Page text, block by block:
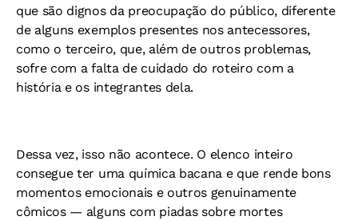
que são dignos da preocupação do público, diferente
de alguns exemplos presentes nos antecessores,
como o terceiro, que, além de outros problemas,
sofre com a falta de cuidado do roteiro com a
história e os integrantes dela.
Dessa vez, isso não acontece. O elenco inteiro
consegue ter uma química bacana e que rende bons
momentos emocionais e outros genuinamente
cômicos — alguns com piadas sobre mortes